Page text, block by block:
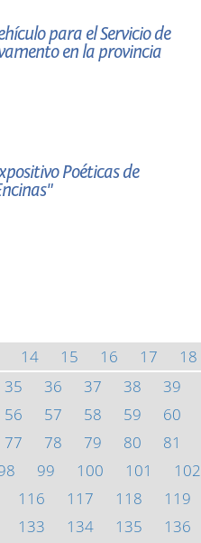
para el Servicio de
en la provincia
Poéticas de
14 15 16 17 18
35 36 37 38 39
56 57 58 59 60
77 78 79 80 81
99 100 101 102
116 117 118 119
133 134 135 136